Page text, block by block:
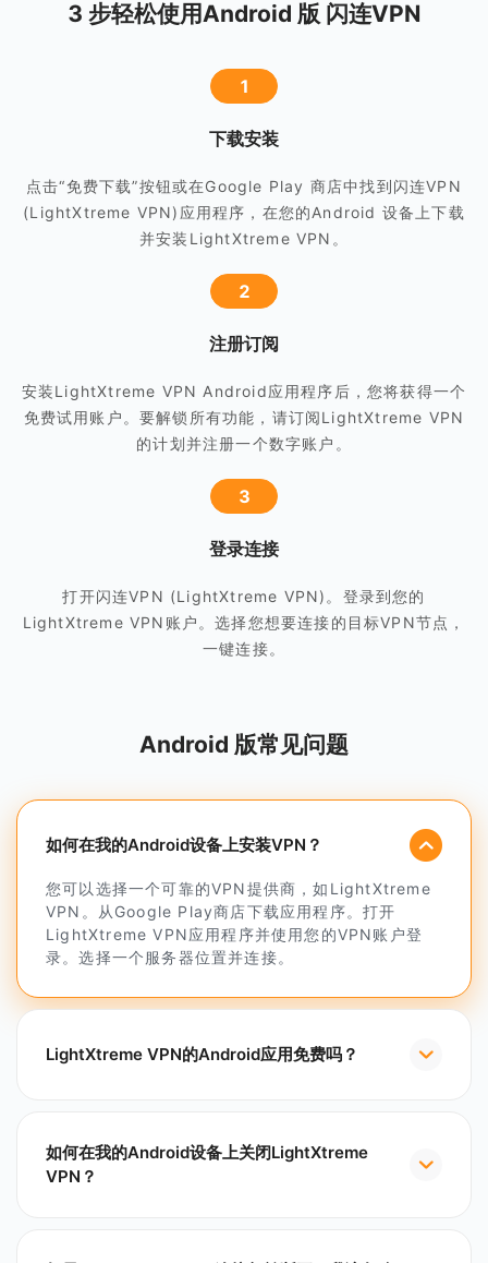
3 步轻松使用Android 版 闪连VPN
1
下载安装
点击“免费下载”按钮或在Google Play 商店中找到闪连VPN
(LightXtreme VPN)应用程序，在您的Android 设备上下载
并安装LightXtreme VPN。
2
注册订阅
安装LightXtreme VPN Android应用程序后，您将获得一个
免费试用账户。要解锁所有功能，请订阅LightXtreme VPN
的计划并注册一个数字账户。
3
登录连接
打开闪连VPN (LightXtreme VPN)。登录到您的
LightXtreme VPN账户。选择您想要连接的目标VPN节点，
一键连接。
Android 版常见问题
如何在我的Android设备上安装VPN？
您可以选择一个可靠的VPN提供商，如LightXtreme
VPN。从Google Play商店下载应用程序。打开
LightXtreme VPN应用程序并使用您的VPN账户登
录。选择一个服务器位置并连接。
LightXtreme VPN的Android应用免费吗？
如何在我的Android设备上关闭LightXtreme
VPN？